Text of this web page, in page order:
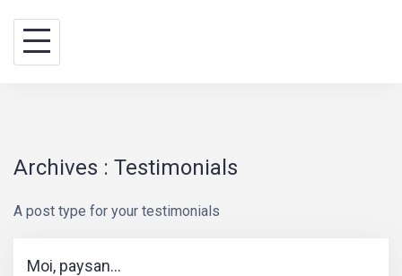
content
Archives : Testimonials
A post type for your testimonials
Moi, paysan…